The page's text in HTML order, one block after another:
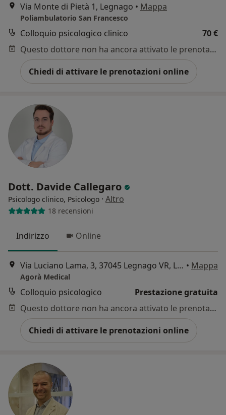
Via Monte di Pietà 1, Legnago • Mappa
Poliambulatorio San Francesco
Colloquio psicologico clinico
70 €
Questo dottore non ha ancora attivato le prenotazioni online presso questo indirizzo.
Chiedi di attivare le prenotazioni online
Dott. Davide Callegaro
Psicologo clinico, Psicologo · Altro
18 recensioni
Indirizzo Online
Via Luciano Lama, 3, 37045 Legnago VR, Legnago • Mappa
Agorà Medical
Colloquio psicologico
Prestazione gratuita
Questo dottore non ha ancora attivato le prenotazioni online presso questo indirizzo.
Chiedi di attivare le prenotazioni online